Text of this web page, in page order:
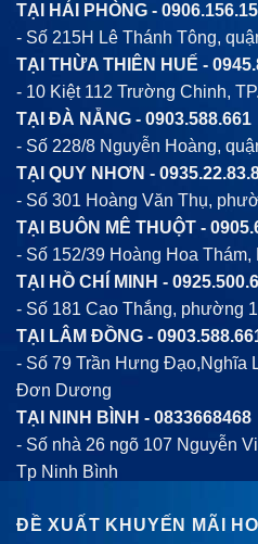
TẠI HẢI PHÒNG -
- Số 215H Lê Thánh Tông,
TẠI THỪA THIÊN HUẾ -
- 10 Kiệt 112 Trường Chinh,
TẠI ĐÀ NẴNG - 0903.588.661
- Số 228/8 Nguyễn Hoàng,
TẠI QUY NHƠN -
- Số 301 Hoàng Văn Thụ,
TẠI BUÔN MÊ THUỘT -
- Số 152/39 Hoàng Hoa Thám,
TẠI HỒ CHÍ MINH -
- Số 181 Cao Thắng, phường
TẠI LÂM ĐỒNG -
- Số 79 Trần Hưng Đạo,Nghĩa
Đơn Dương
TẠI NINH BÌNH - 0833668468
- Số nhà 26 ngõ 107 Nguyễn
Tp Ninh Bình
ĐỀ XUẤT KHUYẾN MÃI